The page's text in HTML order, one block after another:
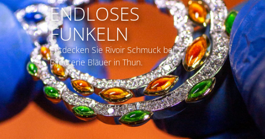
ENDLOSES
FUNKELN
Entdecken Sie Rivoir Schmuck bei
Bijouterie Bläuer in Thun.